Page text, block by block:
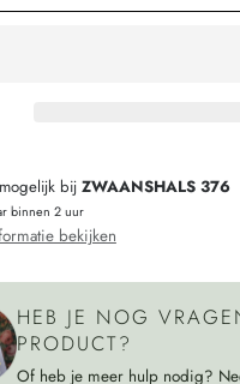
voor
smalle
bandjes
100%
linnen
bij ZWAANSHALS 376
binnen 2 uur
bekijken
HEB JE NOG
PRODUCT?
Of heb je meer hulp nodig?